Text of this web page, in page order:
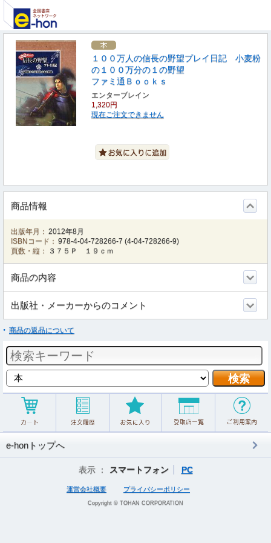
１００万人の信長の野望プレイ日記 小麦粉
の１００万分の１の野望
ファミ通Ｂｏｏｋｓ
エンターブレイン
1,320円
現在ご注文できません
商品情報
出版年月： 2012年8月
ISBNコード： 978-4-04-728266-7 (4-04-728266-9)
頁数・縦：
３７５Ｐ １９ｃｍ
商品の内容
出版社・メーカーからのコメント
商品の返品について
e-honトップへ
表示 ： スマートフォン PC
運営会社概要 プライバシーポリシー
Copyright © TOHAN CORPORATION